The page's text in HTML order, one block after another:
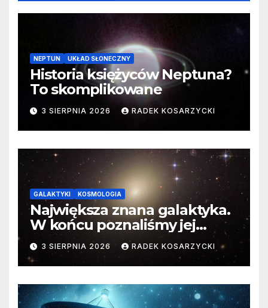
NEPTUN UKŁAD SŁONECZNY
Historia księżyców Neptuna?
To skomplikowane
3 SIERPNIA 2026 RADEK KOSARZYCKI
GALAKTYKI KOSMOLOGIA
Największa znana galaktyka.
W końcu poznaliśmy jej
faktyczne wymiary
3 SIERPNIA 2026 RADEK KOSARZYCKI